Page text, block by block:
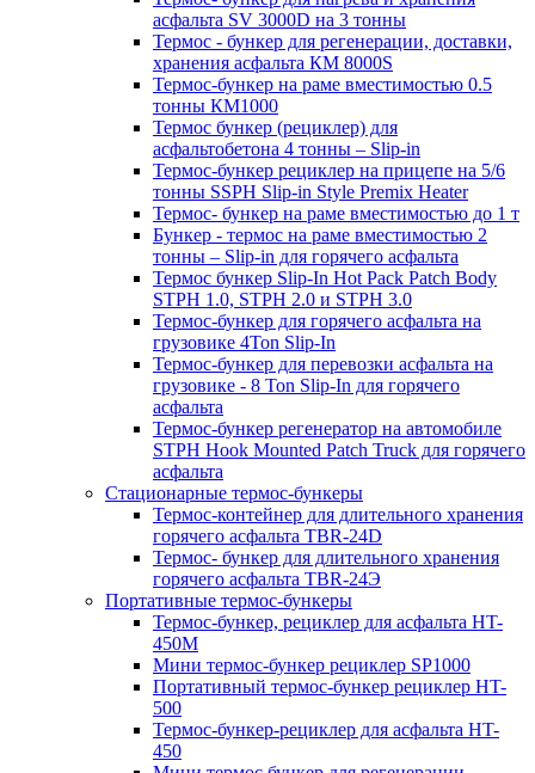
асфальта SV 3000D на 3 тонны
Термос - бункер для регенерации, доставки,
хранения асфальта КМ 8000S
Термос-бункер на раме вместимостью 0.5
тонны КМ1000
Термос бункер (рециклер) для
асфальтобетона 4 тонны – Slip-in
Термос-бункер рециклер на прицепе на 5/6
тонны SSPH Slip-in Style Premix Heater
Термос- бункер на раме вместимостью до 1 т
Бункер - термос на раме вместимостью 2
тонны – Slip-in для горячего асфальта
Термос бункер Slip-In Hot Pack Patch Body
STPH 1.0, STPH 2.0 и STPH 3.0
Термос-бункер для горячего асфальта на
грузовике 4Ton Slip-In
Термос-бункер для перевозки асфальта на
грузовике - 8 Ton Slip-In для горячего
асфальта
Термос-бункер регенератор на автомобиле
STPH Hook Mounted Patch Truck для горячего
асфальта
Стационарные термос-бункеры
Термос-контейнер для длительного хранения
горячего асфальта TBR-24D
Термос- бункер для длительного хранения
горячего асфальта TBR-24Э
Портативные термос-бункеры
Термос-бункер, рециклер для асфальта HT-
450M
Мини термос-бункер рециклер SP1000
Портативный термос-бункер рециклер HT-
500
Термос-бункер-рециклер для асфальта HT-
450